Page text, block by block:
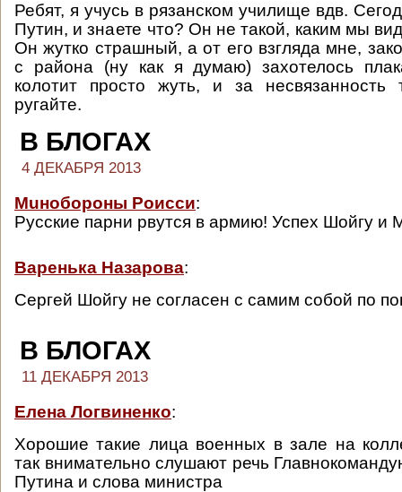
Ребят, я учусь в рязанском училище вдв.
Путин, и знаете что? Он не такой, каким мы
Он жутко страшный, а от его взгляда мне,
с района (ну как я думаю) захотелось
колотит просто жуть, и за несвязанность
ругайте.
В БЛОГАХ
4 ДЕКАБРЯ 2013
Мuнобороны Роисси:
Русские парни рвутся в армию! Успех Шойгу и
Варенька Назарова:
Сергей Шойгу не согласен с самим собой по
В БЛОГАХ
11 ДЕКАБРЯ 2013
Елена Логвиненко:
Хорошие такие лица военных в зале на
так внимательно слушают речь
Путина и слова министра